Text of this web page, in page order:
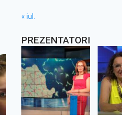
« iul.
PREZENTATORI